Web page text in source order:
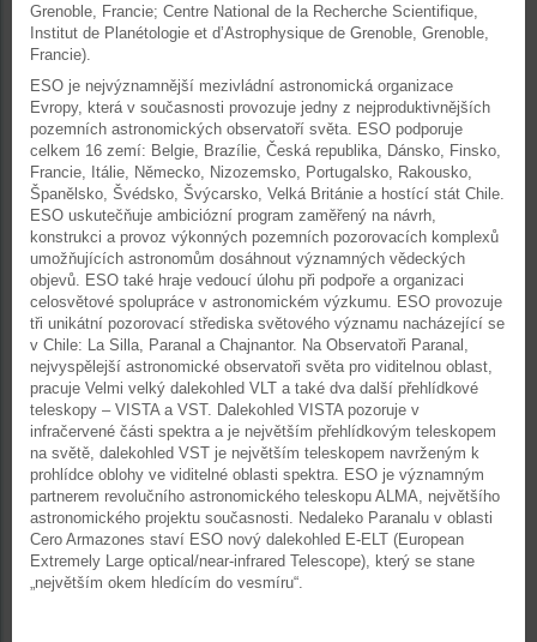
Grenoble, Francie; Centre National de la Recherche Scientifique,
Institut de Planétologie et d’Astrophysique de Grenoble, Grenoble,
Francie).
ESO je nejvýznamnější mezivládní astronomická organizace
Evropy, která v současnosti provozuje jedny z nejproduktivnějších
pozemních astronomických observatoří světa. ESO podporuje
celkem 16 zemí: Belgie, Brazílie, Česká republika, Dánsko, Finsko,
Francie, Itálie, Německo, Nizozemsko, Portugalsko, Rakousko,
Španělsko, Švédsko, Švýcarsko, Velká Británie a hostící stát Chile.
ESO uskutečňuje ambiciózní program zaměřený na návrh,
konstrukci a provoz výkonných pozemních pozorovacích komplexů
umožňujících astronomům dosáhnout významných vědeckých
objevů. ESO také hraje vedoucí úlohu při podpoře a organizaci
celosvětové spolupráce v astronomickém výzkumu. ESO provozuje
tři unikátní pozorovací střediska světového významu nacházející se
v Chile: La Silla, Paranal a Chajnantor. Na Observatoři Paranal,
nejvyspělejší astronomické observatoři světa pro viditelnou oblast,
pracuje Velmi velký dalekohled VLT a také dva další přehlídkové
teleskopy – VISTA a VST. Dalekohled VISTA pozoruje v
infračervené části spektra a je největším přehlídkovým teleskopem
na světě, dalekohled VST je největším teleskopem navrženým k
prohlídce oblohy ve viditelné oblasti spektra. ESO je významným
partnerem revolučního astronomického teleskopu ALMA, největšího
astronomického projektu současnosti. Nedaleko Paranalu v oblasti
Cero Armazones staví ESO nový dalekohled E-ELT (European
Extremely Large optical/near-infrared Telescope), který se stane
„největším okem hledícím do vesmíru“.